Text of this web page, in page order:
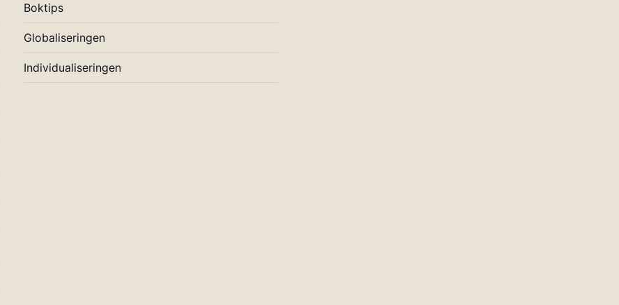
Boktips
Globaliseringen
Individualiseringen